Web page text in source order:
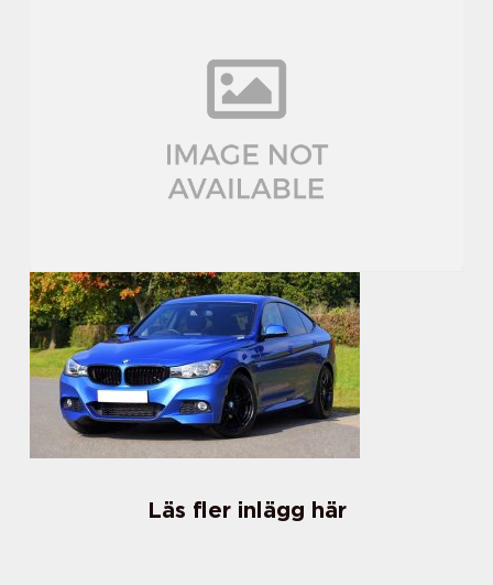
Läs fler inlägg här